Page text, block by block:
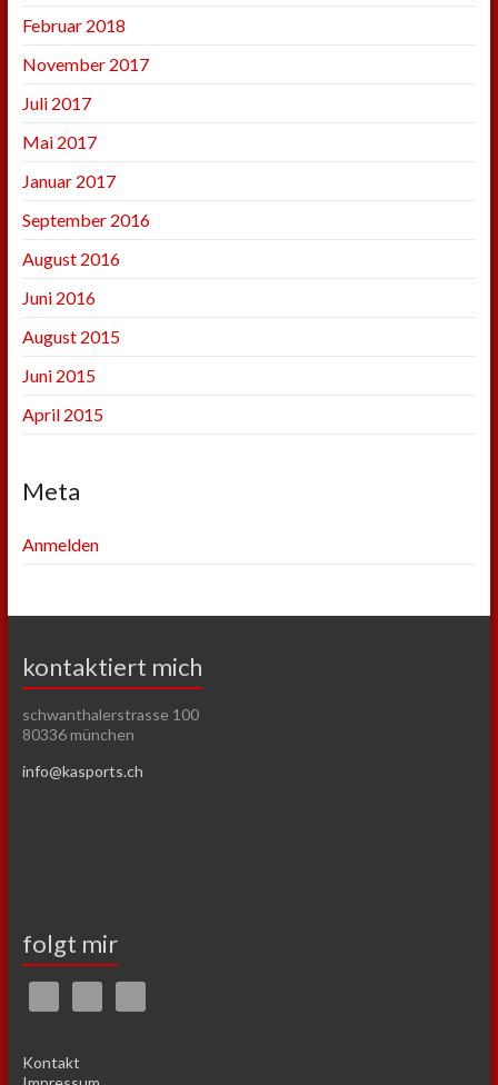
Februar 2018
November 2017
Juli 2017
Mai 2017
Januar 2017
September 2016
August 2016
Juni 2016
August 2015
Juni 2015
April 2015
Meta
Anmelden
kontaktiert mich
schwanthalerstrasse 100
80336 münchen
info@kasports.ch
folgt mir
Kontakt